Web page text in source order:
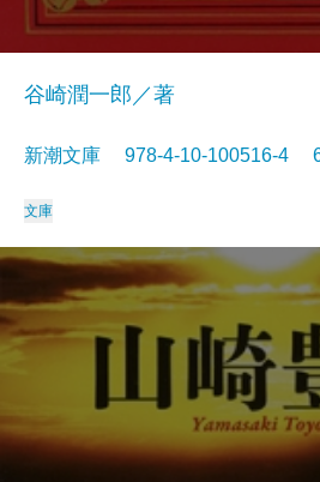
谷崎潤一郎／著
新潮文庫 978-4-10-100516-4
文庫